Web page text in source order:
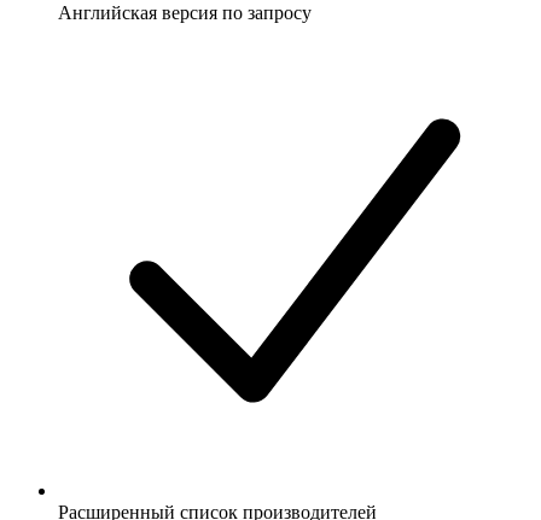
Английская версия по запросу
Расширенный список производителей